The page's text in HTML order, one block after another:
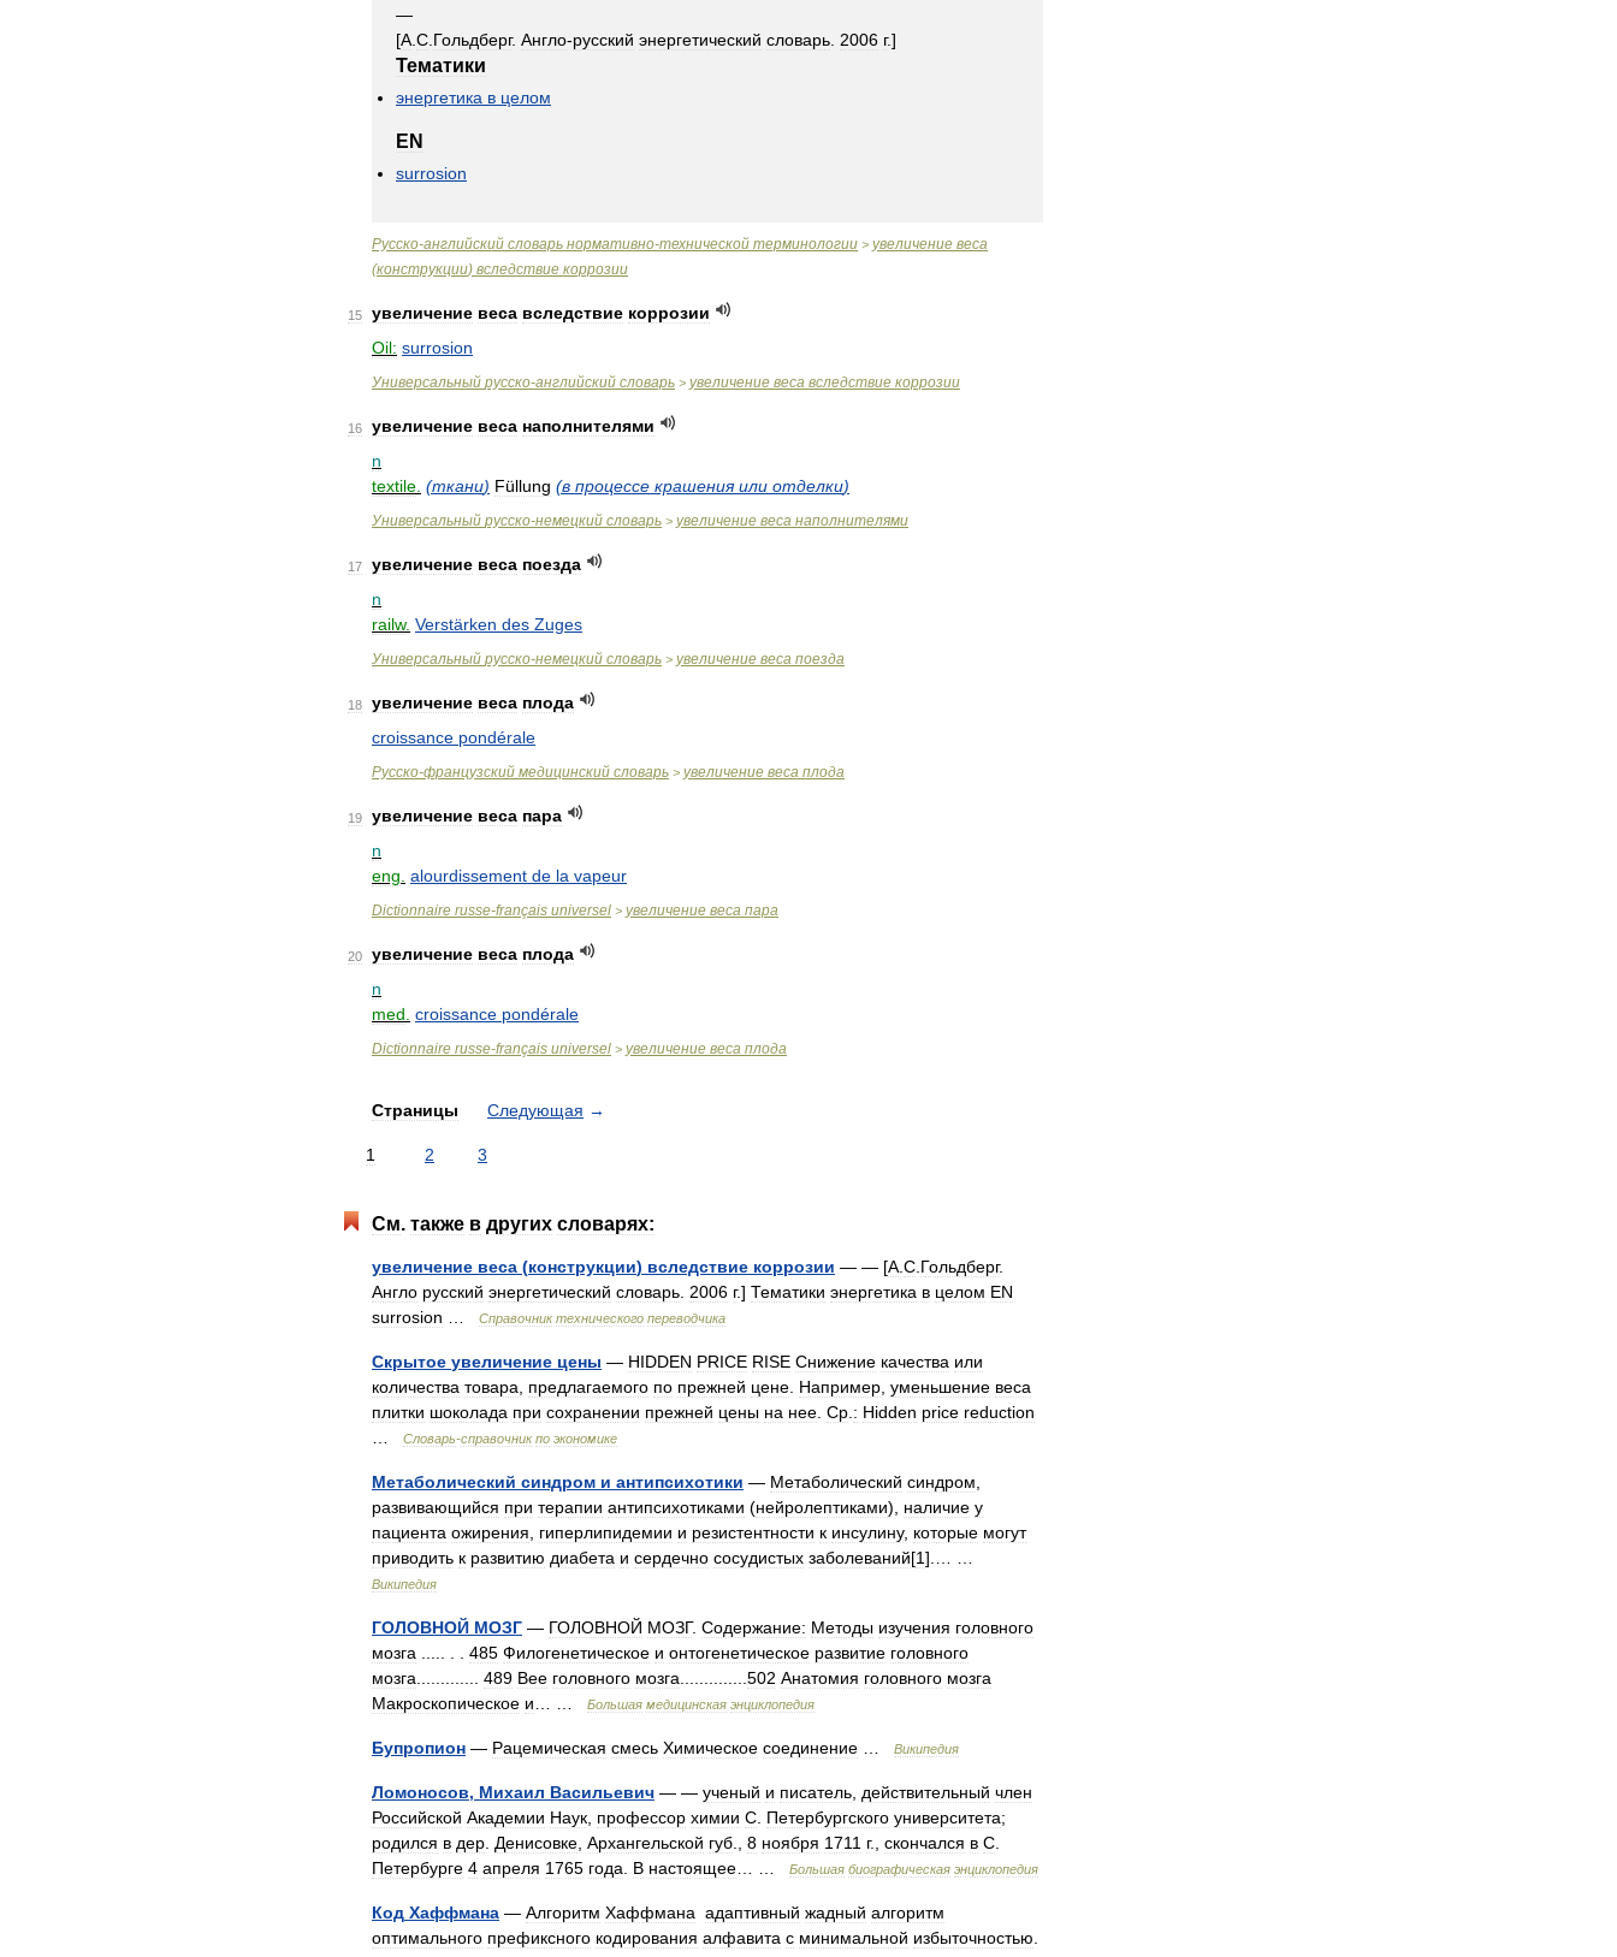
—
[А С Гольдберг. Англо-русский энергетический словарь 2006 г.]
Тематики
энергетика в целом
EN
surrosion
Русско-английский словарь нормативно-технической терминологии > увеличение веса
(конструкции) вследствие коррозии
15 увеличение веса вследствие коррозии
Oil: surrosion
Универсальный русско-английский словарь > увеличение веса вследствие коррозии
16 увеличение веса наполнителями
n
textile (ткани) Füllung (в процессе крашения или отделки)
Универсальный русско-немецкий словарь > увеличение веса наполнителями
17 увеличение веса поезда
n
railw. Verstärken des Zuges
Универсальный русско-немецкий словарь > увеличение веса поезда
18 увеличение веса плода
croissance pondérale
Русско-французский медицинский словарь > увеличение веса плода
19 увеличение веса пара
n
eng alourdissement de la vapeur
Dictionnaire russe-français universel > увеличение веса пара
20 увеличение веса плода
n
med croissance pondérale
Dictionnaire russe-français universel > увеличение веса плода
Страницы Следующая →
1 2 3
См. также в других словарях:
увеличение веса (конструкции) вследствие коррозии — — [А С Гольдберг.
Англо русский энергетический словарь 2006 г.] Тематики энергетика в целом EN
surrosion
Справочник технического переводчика
Скрытое увеличение цены — HIDDEN PRICE RISE Снижение качества или
количества товара предлагаемого по прежней цене Например уменьшение веса
плитки шоколада при сохранении прежней цены на нее Ср : Hidden price reduction
Словарь-справочник по экономике
Метаболический синдром и антипсихотики — Метаболический синдром
развивающийся при терапии антипсихотиками (нейролептиками), наличие у
пациента ожирения гиперлипидемии и резистентности к инсулину, которые могут
приводить к развитию диабета и сердечно сосудистых заболеваний[1].… …
Википедия
ГОЛОВНОЙ МОЗГ — ГОЛОВНОЙ МОЗГ. Содержание: Методы изучения головного
мозга
485 Филогенетическое и онтогенетическое развитие головного
мозга
489 Bee головного мозга 502 Анатомия головного мозга
Макроскопическое и Большая медицинская энциклопедия
Бупропион — Рацемическая смесь Химическое соединение Википедия
Ломоносов, Михаил Васильевич — — ученый и писатель действительный член
Российской Академии Наук профессор химии С Петербургского университета;
родился в дер Денисовке Архангельской губ 8 ноября 1711 г., скончался в С
Петербурге 4 апреля 1765 года В настоящее Большая биографическая энциклопедия
Код Хаффмана — Алгоритм Хаффмана адаптивный жадный алгоритм
оптимального префиксного кодирования алфавита с минимальной избыточностью